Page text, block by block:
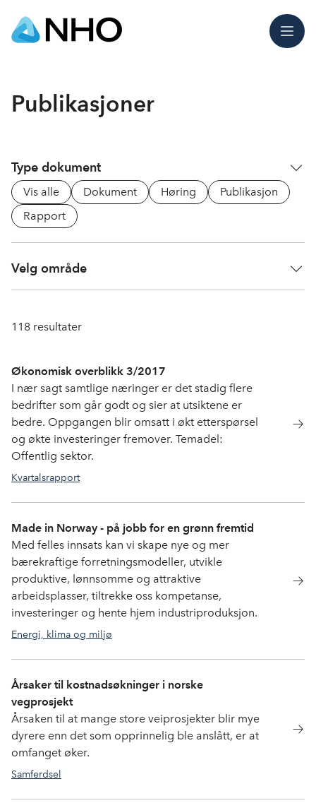
Meny
Publikasjoner
Type dokument
Vis alle Dokument Høring
Publikasjon
Rapport
Velg område
118 resultater
Økonomisk overblikk 3/2017
I nær sagt samtlige næringer er det stadig flere
bedrifter som går godt og sier at utsiktene er
bedre. Oppgangen blir omsatt i økt etterspørsel
og økte investeringer fremover. Temadel:
Offentlig sektor.
Kvartalsrapport
Made in Norway - på jobb for en grønn fremtid
Med felles innsats kan vi skape nye og mer
bærekraftige forretningsmodeller, utvikle
produktive, lønnsomme og attraktive
arbeidsplasser, tiltrekke oss kompetanse,
investeringer og hente hjem industriproduksjon.
Energi, klima og miljø
Årsaker til kostnadsøkninger i norske
vegprosjekt
Årsaken til at mange store veiprosjekter blir mye
dyrere enn det som opprinnelig ble anslått, er at
omfanget øker.
Samferdsel